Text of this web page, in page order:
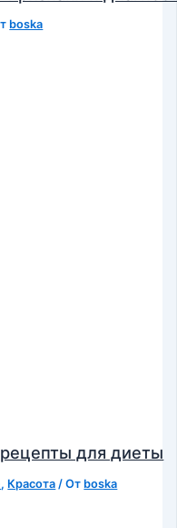
boska
для диеты
, Красота / От boska